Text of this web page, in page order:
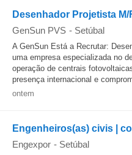
Desenhador Projetista M/
GenSun PVS - Setúbal
A GenSun Está a Recrutar:
uma empresa especializada no
operação de centrais
presença internacional e
ontem
Engenheiros(as) civis |
Engexpor - Setúbal